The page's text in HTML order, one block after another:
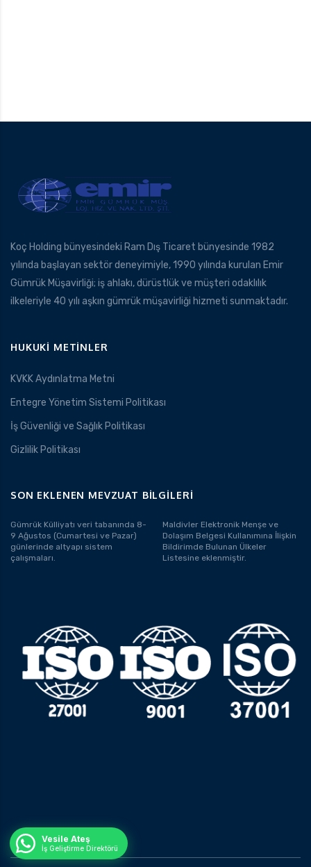
Koç Holding bünyesindeki Ram Dış Ticaret bünyesinde 1982
yılında başlayan sektör deneyimiyle, 1990 yılında kurulan Emir
Gümrük Müşavirliği; iş ahlakı, dürüstlük ve müşteri odaklılık
ilkeleriyle 40 yılı aşkın gümrük müşavirliği hizmeti sunmaktadır.
HUKUKI METINLER
KVKK Aydınlatma Metni
Entegre Yönetim Sistemi Politikası
İş Güvenliği ve Sağlık Politikası
Gizlilik Politikası
SON EKLENEN MEVZUAT BILGILERI
Gümrük Külliyatı veri tabanında 8-
9 Ağustos (Cumartesi ve Pazar)
günlerinde altyapı sistem
çalışmaları.
Maldivler Elektronik Menşe ve
Dolaşım Belgesi Kullanımına İlişkin
Bildirimde Bulunan Ülkeler
Listesine eklenmiştir.
Vesile Ateş
İş Geliştirme Direktörü